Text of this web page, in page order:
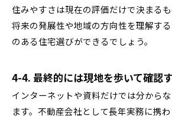
住みやすさは現在の評価だけで決まるも
将来の発展性や地域の方向性を理解す
のある住宅選びができるでしょう。
4-4. 最終的には現地を歩いて確認
インターネットや資料だけでは分から
ます。不動産会社として長年実務に携